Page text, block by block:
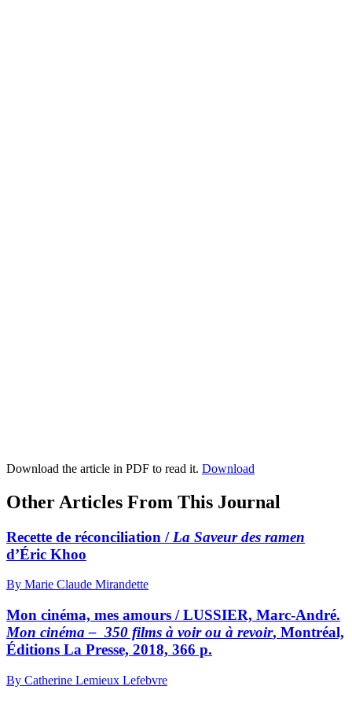
Download the article in PDF to read it. Download
Other Articles From This Journal
Recette de réconciliation / La Saveur des ramen
d’Éric Khoo
By Marie Claude Mirandette
Mon cinéma, mes amours / LUSSIER, Marc-André.
Mon cinéma – 350 films à voir ou à revoir, Montréal,
Éditions La Presse, 2018, 366 p.
By Catherine Lemieux Lefebvre